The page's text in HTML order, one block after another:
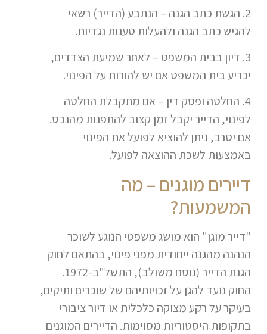
2. הגשת כתב הגנה – הנתבע (הדייר) רשאי
להגיש כתב הגנה ולהעלות טענות נגדיות.
3. דיון בבית המשפט – לאחר שמיעת הצדדים,
יכריע בית המשפט אם יש להורות על הפינוי.
4. החלטה ופסק דין – אם מתקבלת החלטה
לפינוי, הדייר יקבל זמן קצוב להתפנות מהנכס.
אם יסרב, ניתן להוציא לפועל את הפינוי
באמצעות לשכת ההוצאה לפועל.
דיירים מוגנים – מה
המשמעות?
"דייר מוגן" הוא מושג משפטי הנוגע לשוכר
הנהנה מהגנה ייחודית מפני פינוי, בהתאם לחוק
הגנת הדייר (נוסח משולב), התשל"ב-1972.
החוק נועד להגן על זכויותיהם של שוכרים ותיקים,
בעיקר על רקע מצוקה כלכלית או דיור ציבורי
בתקופות היסטוריות מסוימות. הדיירים המוגנים